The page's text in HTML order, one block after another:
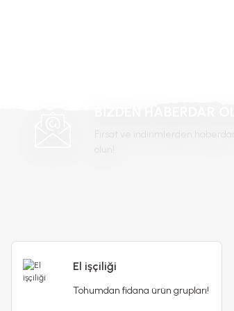
El işçiliği
Tohumdan fidana ürün grupları!